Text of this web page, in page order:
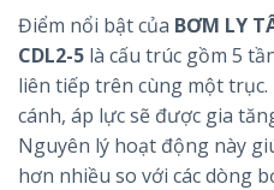
Điểm nổi bật của BƠM LY
CDL2-5 là cấu trúc gồm 5
liên tiếp trên cùng một
cánh, áp lực sẽ được gia
Nguyên lý hoạt động này
hơn nhiều so với các dòng